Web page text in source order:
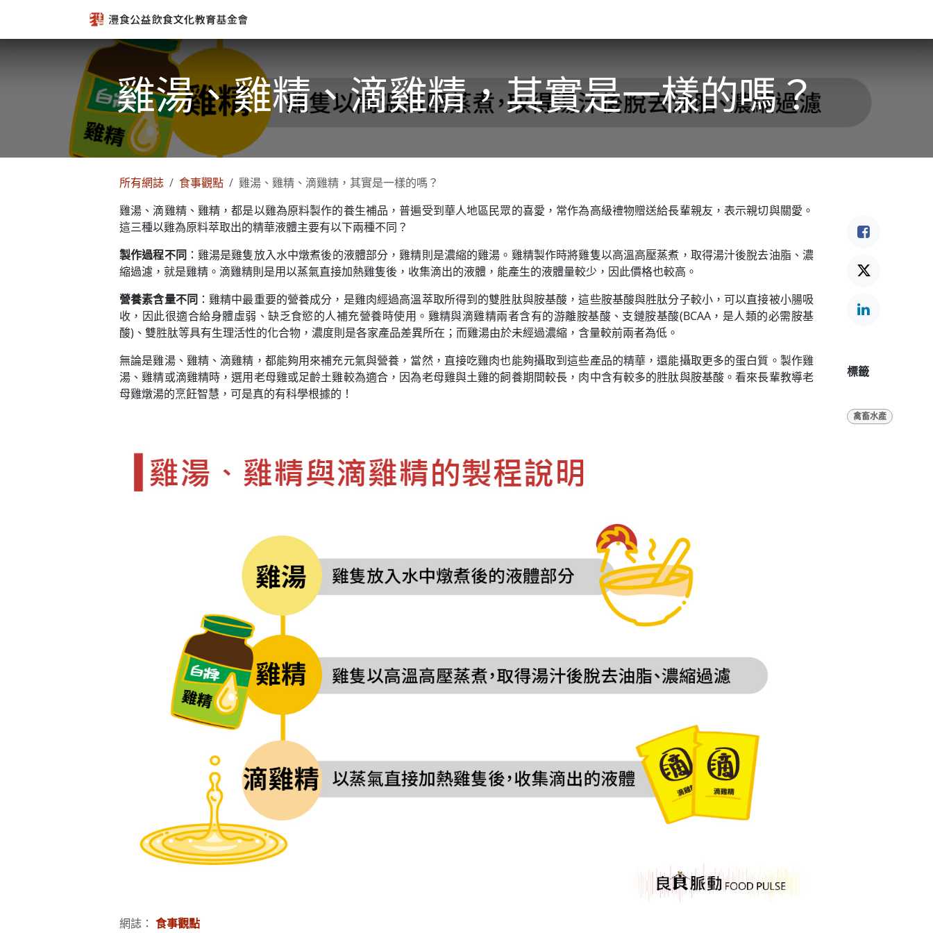
雞湯、雞精、滴雞精，其實是一樣的嗎？
所有網誌 食事觀點
雞湯、雞精、滴雞精，其實是一樣的嗎？
雞湯、滴雞精、雞精，都是以雞為原料製作的養生補品，普遍受到華人地區民眾的喜愛，常作為高級禮物贈送給長輩親友，表示親切與關愛。
這三種以雞為原料萃取出的精華液體主要有以下兩種不同？
製作過程不同 ：雞湯是雞隻放入水中燉煮後的液體部分，雞精則是濃縮的雞湯。雞精製作時將雞隻以高溫高壓蒸煮，取得湯汁後脫去油脂、濃
縮過濾，就是雞精。滴雞精則是用以蒸氣直接加熱雞隻後，收集滴出的液體，能產生的液體量較少，因此價格也較高。
營養素含量不同 ：雞精中最重要的營養成分，是雞肉經過高溫萃取所得到的雙胜肽與胺基酸，這些胺基酸與胜肽分子較小，可以直接被小腸吸
收，因此很適合給身體虛弱、缺乏食慾的人補充營養時使用。雞精與滴雞精兩者含有的游離胺基酸、支鏈胺基酸(BCAA，是人類的必需胺基
酸)、雙胜肽等具有生理活性的化合物，濃度則是各家產品差異所在；而雞湯由於未經過濃縮，含量較前兩者為低。
無論是雞湯、雞精、滴雞精，都能夠用來補充元氣與營養，當然，直接吃雞肉也能夠攝取到這些產品的精華，還能攝取更多的蛋白質。製作雞
湯、雞精或滴雞精時，選用老母雞或足齡土雞較為適合，因為老母雞與土雞的飼養期間較長，肉中含有較多的胜肽與胺基酸。看來長輩教導老
母雞燉湯的烹飪智慧，可是真的有科學根據的！
網誌： 食事觀點
標籤
禽畜水產